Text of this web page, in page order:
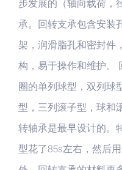
步发展的（轴向载荷，
承。回转支承包含安装
架，润滑脂孔和密封件
构，易于操作和维护。
圈的单列球型，双列球
型，三列滚子型，球和
转轴承是最早设计的。
型花了85s左右，然后